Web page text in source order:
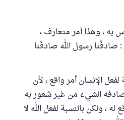
به ، وهذا أمر متعارف ،
صادفْنا رسول الله صادفَنا
الإنسان أمر واقع ، لأن
الشيء من غير شعور به
، ولكن بالنسبة لفعل الله لا